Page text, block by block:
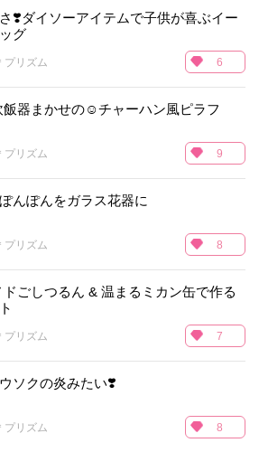
❣️ダイソーアイテムで子供が喜ぶイー
グ
プリズム 6
飯器まかせの☺️チャーハン風ピラフ
プリズム 9
んぽんをガラス花器に
プリズム 8
ドごしつるん & 温まるミカン缶で作る
プリズム 7
ソクの炎みたい❣️
プリズム 8